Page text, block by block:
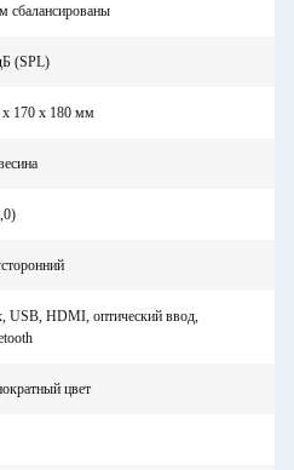
сбалансированы
(SPL)
x 170 x 180 мм
USB, HDMI, оптический ввод,
цвет